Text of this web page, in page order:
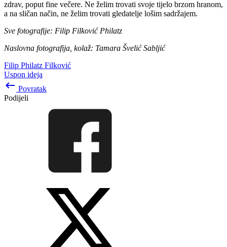
zdrav, poput fine večere. Ne želim trovati svoje tijelo brzom hranom,
a na sličan način, ne želim trovati gledatelje lošim sadržajem.
Sve fotografije: Filip Filković Philatz
Naslovna fotografija, kolaž: Tamara Švelić Sabljić
Filip Philatz Filković
Uspon ideja
keyboard_backspace Povratak
Podijeli